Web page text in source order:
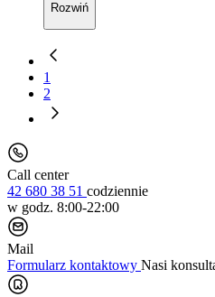
Rozwiń
1
2
Call center
42 680 38 51 codziennie
w godz. 8:00-22:00
Mail
Formularz kontaktowy Nasi